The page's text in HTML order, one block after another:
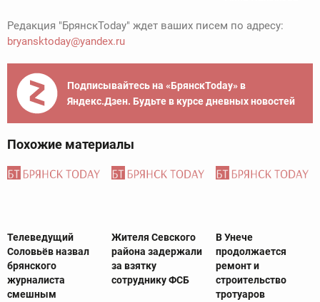
Редакция "БрянскToday" ждет ваших писем по адресу:
bryansktoday@yandex.ru
Подписывайтесь на «БрянскToday» в
Яндекс.Дзен. Будьте в курсе дневных новостей
Похожие материалы
Телеведущий
Соловьёв назвал
брянского
журналиста
смешным
Жителя Севского
района задержали
за взятку
сотруднику ФСБ
В Унече
продолжается
ремонт и
строительство
тротуаров